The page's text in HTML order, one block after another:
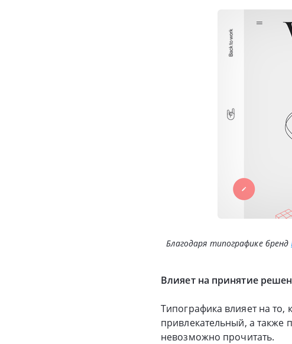
Благодаря типографике бренд
Влияет на принятие
Типографика влияет на
привлекательный, а также
невозможно прочитать.